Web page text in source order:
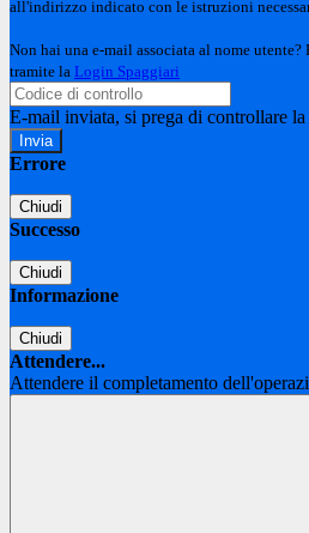
all'indirizzo indicato con le istruzioni
Non hai una e-mail associata al nome
tramite la Login Spaggiari
E-mail inviata, si prega di controllare
Errore
Chiudi
Successo
Chiudi
Informazione
Chiudi
Attendere...
Attendere il completamento